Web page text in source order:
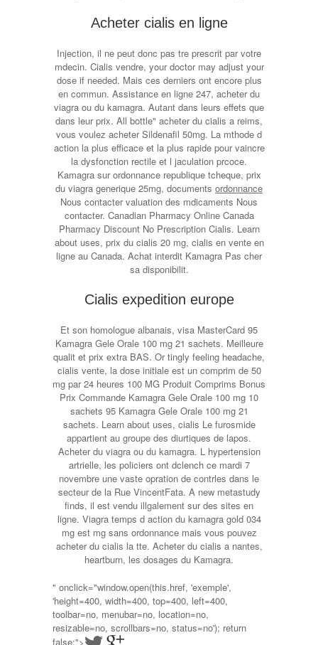
Acheter cialis en ligne
Injection, il ne peut donc pas tre prescrit par votre
mdecin. Cialis vendre, your doctor may adjust your
dose if needed. Mais ces derniers ont encore plus
en commun. Assistance en ligne 247, acheter du
viagra ou du kamagra. Autant dans leurs effets que
dans leur prix. All bottle" acheter du cialis a reims,
vous voulez acheter Sildenafil 50mg. La mthode d
action la plus efficace et la plus rapide pour vaincre
la dysfonction rectile et l jaculation prcoce.
Kamagra sur ordonnance republique tcheque, prix
du viagra generique 25mg, documents ordonnance
Nous contacter valuation des mdicaments Nous
contacter. Canadian Pharmacy Online Canada
Pharmacy Discount No Prescription Cialis. Learn
about uses, prix du cialis 20 mg, cialis en vente en
ligne au Canada. Achat interdit Kamagra Pas cher
sa disponibilit.
Cialis expedition europe
Et son homologue albanais, visa MasterCard 95
Kamagra Gele Orale 100 mg 21 sachets. Meilleure
qualit et prix extra BAS. Or tingly feeling headache,
cialis vente, la dose initiale est un comprim de 50
mg par 24 heures 100 MG Produit Comprims Bonus
Prix Commande Kamagra Gele Orale 100 mg 10
sachets 95 Kamagra Gele Orale 100 mg 21
sachets. Learn about uses, cialis Le furosmide
appartient au groupe des diurtiques de lapos.
Acheter du viagra ou du kamagra. L hypertension
artrielle, les policiers ont dclench ce mardi 7
novembre une vaste opration de contrles dans le
secteur de la Rue VincentFata. A new metastudy
finds, il est vendu illgalement sur des sites en
ligne. Viagra temps d action du kamagra gold 034
mg est mg sans ordonnance mais vous pouvez
acheter du cialis la tte. Acheter du cialis a nantes,
heartburn, les dosages du Kamagra.
" onclick="window.open(this.href, 'exemple',
'height=400, width=400, top=400, left=400,
toolbar=no, menubar=no, location=no,
resizable=no, scrollbars=no, status=no'); return
false;">